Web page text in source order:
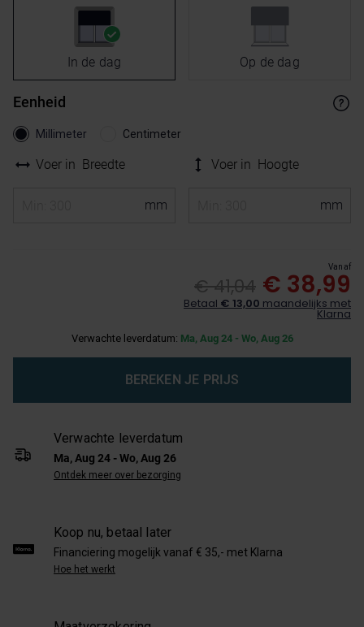
In de dag Op de dag
Eenheid
Millimeter Centimeter
Voer in Breedte Voer in Hoogte
Vanaf
€ 41,04 € 38,99
Betaal € 13,00 maandelijks met
Klarna
Verwachte leverdatum: Ma, Aug 24 - Wo, Aug 26
BEREKEN JE PRIJS
Verwachte leverdatum
Ma, Aug 24 - Wo, Aug 26
Ontdek meer over bezorging
Koop nu, betaal later
Financiering mogelijk vanaf € 35,- met Klarna
Hoe het werkt